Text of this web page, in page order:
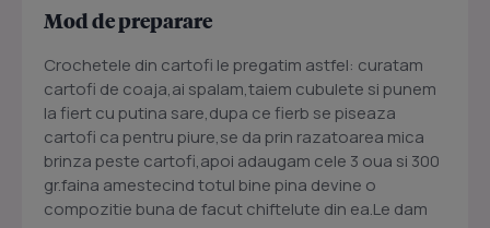
Mod de preparare
Crochetele din cartofi le pregatim astfel: curatam
cartofi de coaja,ai spalam,taiem cubulete si punem
la fiert cu putina sare,dupa ce fierb se piseaza
cartofi ca pentru piure,se da prin razatoarea mica
brinza peste cartofi,apoi adaugam cele 3 oua si 300
gr.faina amestecind totul bine pina devine o
compozitie buna de facut chiftelute din ea.Le dam